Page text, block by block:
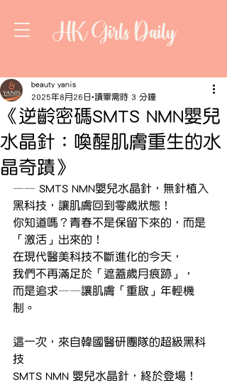
HK Girls Daily
《逆齡密碼SMTS NMN嬰兒
水晶針：喚醒肌膚重生的水
晶奇蹟》
beauty yanis
2025年8月26日 讀畢需時 3 分鐘
—— SMTS NMN嬰兒水晶針，無針植入
黑科技，讓肌膚回到零歲狀態！
你知道嗎？青春不是保留下來的，而是
「激活」出來的！
在現代醫美科技不斷進化的今天，
我們不再滿足於「遮蓋歲月痕跡」，
而是追求——讓肌膚「重啟」年輕機
制。
這一次，來自韓國醫研團隊的超級黑科
技
SMTS NMN 嬰兒水晶針，終於登場！